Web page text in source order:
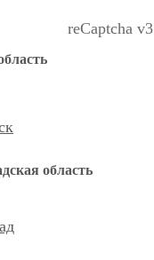
reCaptcha v3
область